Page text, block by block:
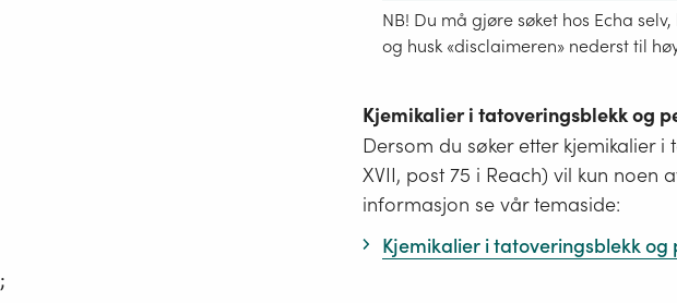
NB! Du må gjøre søket hos Echa
og husk «disclaimeren» nederst til
Kjemikalier i tatoveringsblekk og
Dersom du søker etter kjemikalier
XVII, post 75 i Reach) vil kun
informasjon se vår temaside:
Kjemikalier i tatoveringsblekk og
;